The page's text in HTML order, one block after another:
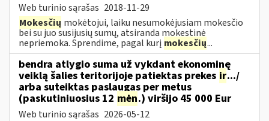
Web turinio sąrašas 2018-11-29
Mokesčių mokėtojui, laiku nesumokėjusiam mokesčio
bei su juo susijusių sumų, atsiranda mokestinė
nepriemoka. Sprendime, pagal kurį mokesčių...
bendra atlygio suma už vykdant ekonominę
veiklą šalies teritorijoje patiektas prekes ir.../
arba suteiktas paslaugas per metus
(paskutiniuosius 12 mėn.) viršijo 45 000 Eur
Web turinio sąrašas 2026-05-12